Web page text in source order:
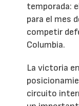
temporada:
para el mes
competir
Columbia.
La victoria
circuito